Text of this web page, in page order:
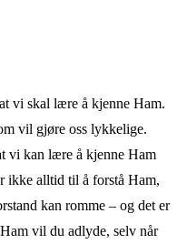
vi skal lære å kjenne Ham.
vil gjøre oss lykkelige.
vi kan lære å kjenne Ham
ikke alltid til å forstå Ham,
kan romme – og det er
vil du adlyde, selv når